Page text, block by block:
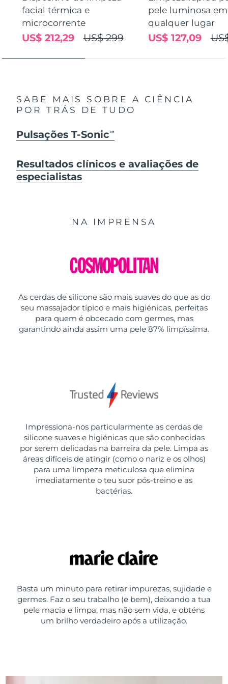
facial térmica e
microcorrente
US$ 299
US$ 212,29
pele luminosa em
qualquer lugar
US$ 127,09
SABE MAIS SOBRE A CIÊNCIA
POR TRÁS DE TUDO
Pulsações T-SonicTM
Resultados clínicos e avaliações de
especialistas
NA IMPRENSA
As cerdas de silicone são mais suaves do que as do
seu massajador típico e mais higiénicas, perfeitas
para quem é obcecado com germes, mas
garantindo ainda assim uma pele 87% limpíssima.
Impressiona-nos particularmente as cerdas de
silicone suaves e higiénicas que são conhecidas
por serem delicadas na barreira da pele. Limpa as
áreas difíceis de atingir (como o nariz e os olhos)
para uma limpeza meticulosa que elimina
imediatamente o teu suor pós-treino e as
bactérias.
Basta um minuto para retirar impurezas, sujidade e
germes. Faz o seu trabalho (e bem), deixando a tua
pele macia e limpa, mas não sem vida, e obténs
um brilho verdadeiro após a utilização.